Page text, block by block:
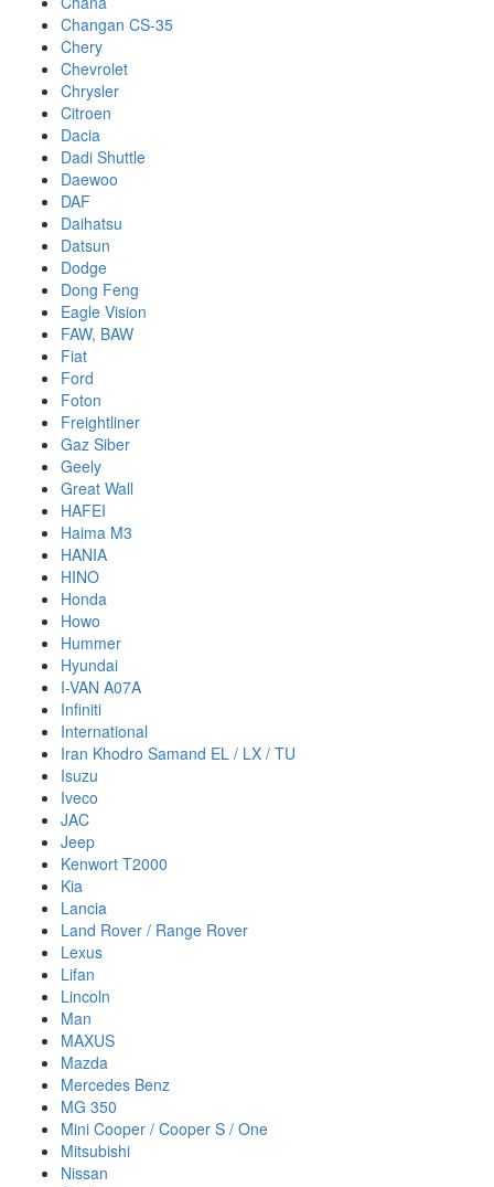
Changan CS-35
Chery
Chevrolet
Chrysler
Citroen
Dacia
Dadi Shuttle
Daewoo
DAF
Daihatsu
Datsun
Dodge
Dong Feng
Eagle Vision
FAW, BAW
Fiat
Ford
Foton
Freightliner
Gaz Siber
Geely
Great Wall
HAFEI
Haima M3
HANIA
HINO
Honda
Howo
Hummer
Hyundai
I-VAN A07A
Infiniti
International
Iran Khodro Samand EL / LX / TU
Isuzu
Iveco
JAC
Jeep
Kenwort T2000
Kia
Lancia
Land Rover / Range Rover
Lexus
Lifan
Lincoln
Man
MAXUS
Mazda
Mercedes Benz
MG 350
Mini Cooper / Cooper S / One
Mitsubishi
Nissan